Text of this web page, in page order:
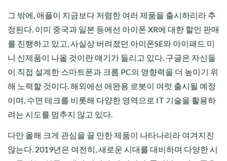
그 밖에, 애플이 지금보다 저렴한 여러 제품을 출시하리라 추
정된다. 이미 중국과 일본 등에선 아이폰 XR에 대한 할인 판매
를 진행하고 있고, 사실상 버려졌던 아이폰SE와 아이패드 미
니 신제품이 나올 것이란 얘기가 들리고 있다. 구글은 자신들
이 직접 설계한 스마트폰과 크롬 PC의 영향력을 더 높이기 위
해 노력할 것이다. 해외에선 애완용 로봇이 여럿 출시될 예정
이며, 수면 테크를 비롯해 다양한 영역으로 IT 기술을 활용하
려는 시도를 멈추지 않고 있다.
다만 올해 크게 관심을 끌 만한 제품이 나타나리라 여겨지진
않는다. 2019년은 여전히, 새로운 시대를 대비하며 다양한 시